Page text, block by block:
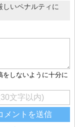
しいペナルティに